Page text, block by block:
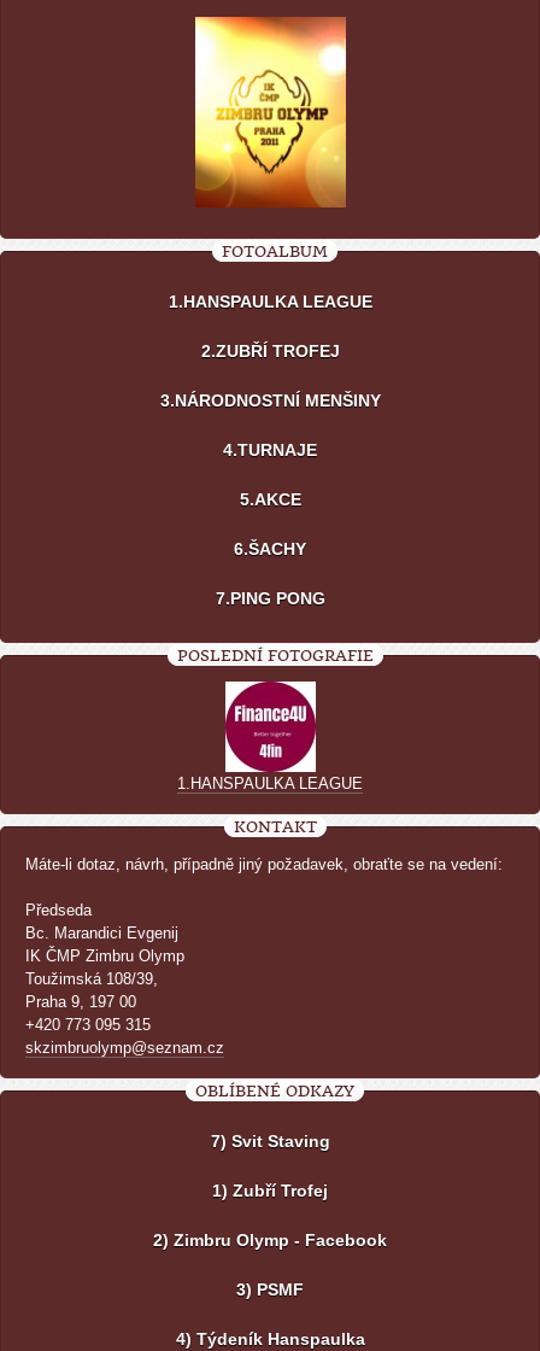
FOTOALBUM
1.HANSPAULKA LEAGUE
2.ZUBŘÍ TROFEJ
3.NÁRODNOSTNÍ MENŠINY
4.TURNAJE
5.AKCE
6.ŠACHY
7.PING PONG
POSLEDNÍ FOTOGRAFIE
1.HANSPAULKA LEAGUE
KONTAKT
Máte-li dotaz, návrh, případně jiný požadavek, obraťte se na vedení:
Předseda
Bc. Marandici Evgenij
IK ČMP Zimbru Olymp
Toužimská 108/39,
Praha 9, 197 00
+420 773 095 315
skzimbruolymp@seznam.cz
OBLÍBENÉ ODKAZY
7) Svit Staving
1) Zubří Trofej
2) Zimbru Olymp - Facebook
3) PSMF
4) Týdeník Hanspaulka